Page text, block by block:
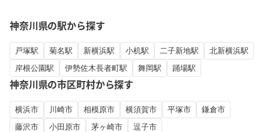
神奈川県の駅から探す
戸塚駅 菊名駅 新横浜駅 小机駅 二子新地駅
北新横浜駅
岸根公園駅
伊勢佐木長者町駅 舞岡駅 踊場駅
神奈川県の市区町村から探す
横浜市 川崎市 相模原市 横須賀市 平塚市
鎌倉市
藤沢市
小田原市 茅ヶ崎市 逗子市